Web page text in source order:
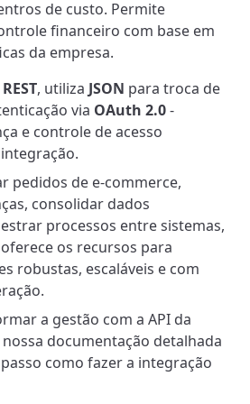
de custo. Permite
financeiro com base em
da empresa.
REST, utiliza JSON para troca de
via OAuth 2.0-
e controle de acesso
pedidos de e-commerce,
consolidar dados
processos entre sistemas,
os recursos para
robustas, escaláveis e com
a gestão com a API da
documentação detalhada
como fazer a integração